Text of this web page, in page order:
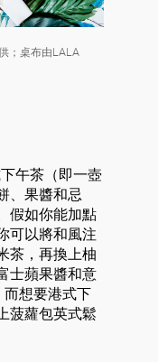
；桌布由LALA
午茶（即一壺
、果醬和忌
假如你能加點
可以將和風注
茶，再換上柚
士蘋果醬和意
想要港式下
菠蘿包英式鬆